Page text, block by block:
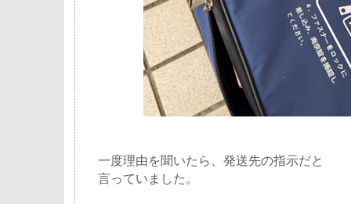
一度理由を聞いたら、発送先の指示だと
言っていました。